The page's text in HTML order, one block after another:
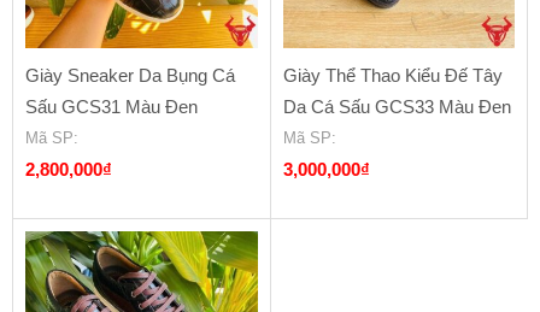
Giày Sneaker Da Bụng Cá
Sấu GCS31 Màu Đen
Mã SP:
2,800,000₫
Giày Thể Thao Kiểu Đế Tây
Da Cá Sấu GCS33 Màu Đen
Mã SP:
3,000,000₫